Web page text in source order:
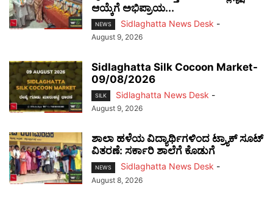
ಆಯ್ಕೆಗೆ ಅಭಿಪ್ರಾಯ...
NEWS Sidlaghatta News Desk -
August 9, 2026
Sidlaghatta Silk Cocoon Market-
09/08/2026
SILK Sidlaghatta News Desk -
August 9, 2026
ಶಾಲಾ ಹಳೆಯ ವಿದ್ಯಾರ್ಥಿಗಳಿಂದ ಟ್ರ್ಯಾಕ್‌ ಸೂಟ್
ವಿತರಣೆ: ಸರ್ಕಾರಿ ಶಾಲೆಗೆ ಕೊಡುಗೆ
NEWS Sidlaghatta News Desk -
August 8, 2026